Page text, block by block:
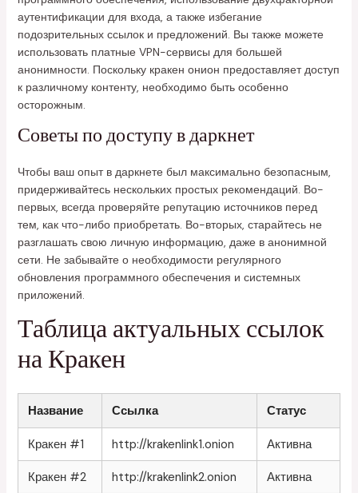
аутентификации для входа, а также избегание
подозрительных ссылок и предложений. Вы также можете
использовать платные VPN-сервисы для большей
анонимности. Поскольку кракен онион предоставляет доступ
к различному контенту, необходимо быть особенно
осторожным.
Советы по доступу в даркнет
Чтобы ваш опыт в даркнете был максимально безопасным,
придерживайтесь нескольких простых рекомендаций. Во-
первых, всегда проверяйте репутацию источников перед
тем, как что-либо приобретать. Во-вторых, старайтесь не
разглашать свою личную информацию, даже в анонимной
сети. Не забывайте о необходимости регулярного
обновления программного обеспечения и системных
приложений.
Таблица актуальных ссылок
на Кракен
Название Ссылка Статус
Кракен #1 http://krakenlink1.onion Активна
Кракен #2 http://krakenlink2.onion Активна